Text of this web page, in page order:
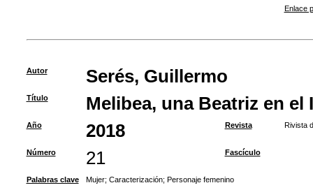
Enlace
Autor Serés, Guillermo
Título Melibea, una Beatriz en el
Año 2018 Revista Rivista
Número 21 Fascículo
Palabras clave Mujer; Caracterización; Personaje femenino